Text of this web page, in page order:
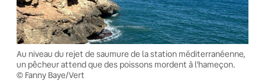
Au niveau du rejet de saumure de la station méditerranéenne,
un pêcheur attend que des poissons mordent à l’hameçon.
© Fanny Baye/Vert